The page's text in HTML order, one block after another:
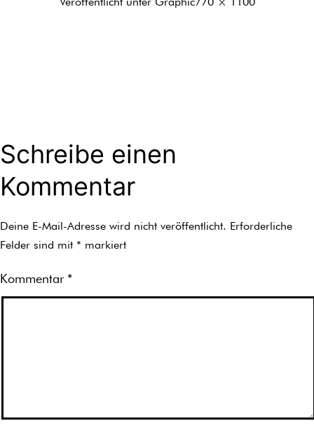
Schreibe einen
Kommentar
Deine E-Mail-Adresse wird nicht veröffentlicht. Erforderliche
Felder sind mit * markiert
Kommentar *